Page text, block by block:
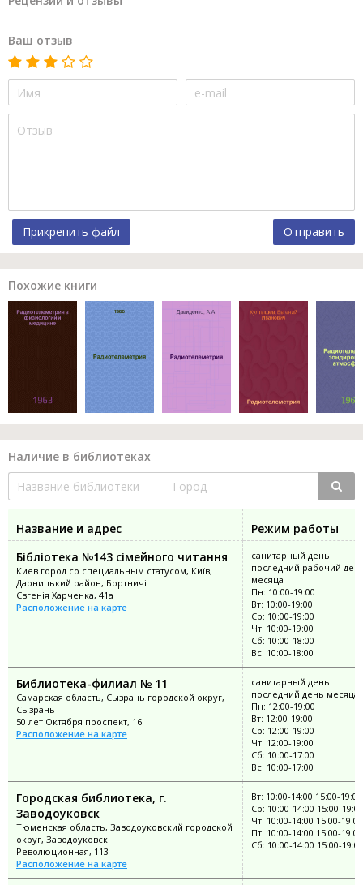
Ваш отзыв
Прикрепить файл Отправить
Похожие книги
Наличие в библиотеках
Название и адрес
Режим работы
Бібліотека №143 сімейного читання
Киев город со специальным статусом, Київ,
Дарницький район, Бортничі
Євгенія Харченка, 41а
Расположение на карте
санитарный день:
последний рабочий
месяца
Пн: 10:00-19:00
Вт: 10:00-19:00
Ср: 10:00-19:00
Чт: 10:00-19:00
Сб: 10:00-18:00
Вс: 10:00-18:00
Библиотека-филиал № 11
Самарская область, Сызрань городской округ,
Сызрань
50 лет Октября проспект, 16
Расположение на карте
санитарный день:
последний день месяца
Пн: 12:00-19:00
Вт: 12:00-19:00
Ср: 12:00-19:00
Чт: 12:00-19:00
Сб: 10:00-17:00
Вс: 10:00-17:00
Городская библиотека, г.
Заводоуковск
Тюменская область, Заводоуковский городской
округ, Заводоуковск
Революционная, 113
Расположение на карте
Вт: 10:00-14:00 15:00-19:00
Ср: 10:00-14:00 15:00-19:00
Чт: 10:00-14:00 15:00-19:00
Пт: 10:00-14:00 15:00-19:00
Сб: 10:00-14:00 15:00-19:00